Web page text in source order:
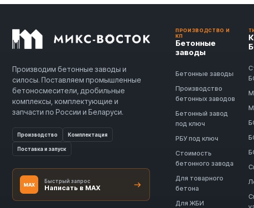
Производим бетонные заводы и
силосы. Поставляем промышленные
бетоносмесители, дробильные
комплексы, комплектующие и
запчасти по России и Беларуси.
Производство Комплектация
Поставка и запуск
MAX
Быстрый запрос
Написать в MAX
ПРОИЗВОДСТВО И
КП
Бетонные
заводы
Бетонные заводы
Производство
бетонных заводов
Бетонный завод
под ключ
РБУ под ключ
Стоимость
бетонного завода
Для товарного
бетона
Для ЖБИ